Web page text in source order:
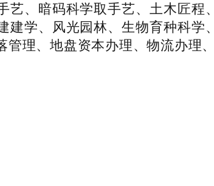
艺、暗码科学取手艺、土木匠
建学、风光园林、生物育种科
理、地盘资本办理、物流办理